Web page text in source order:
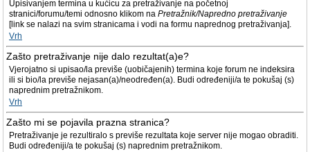
Upisivanjem termina u kućicu za pretraživanje na početnoj
stranici/forumu/temi odnosno klikom na Pretražnik/Napredno pretraživanje
[link se nalazi na svim stranicama i vodi na formu naprednog pretraživanja].
Vrh
Zašto pretraživanje nije dalo rezultat(a)e?
Vjerojatno si upisao/la previše (uobičajenih) termina koje forum ne indeksira
ili si bio/la previše nejasan(a)/neodređen(a). Budi određeniji/a te pokušaj (s)
naprednim pretražnikom.
Vrh
Zašto mi se pojavila prazna stranica?
Pretraživanje je rezultiralo s previše rezultata koje server nije mogao obraditi.
Budi određeniji/a te pokušaj (s) naprednim pretražnikom.